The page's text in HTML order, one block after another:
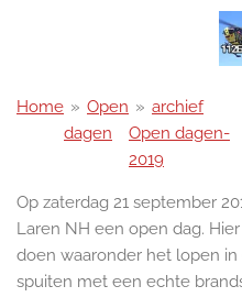
de
hoofdinhoud
Home » Open
dagen
» archief
Open dagen-
2019
Op zaterdag 21 september
Laren NH een open dag.
doen waaronder het lopen
spuiten met een echte